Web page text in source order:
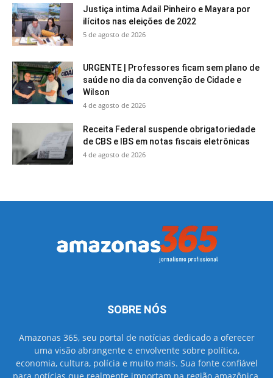
Justiça intima Adail Pinheiro e Mayara por
ilícitos nas eleições de 2022
5 de agosto de 2026
URGENTE | Professores ficam sem plano de
saúde no dia da convenção de Cidade e
Wilson
4 de agosto de 2026
Receita Federal suspende obrigatoriedade
de CBS e IBS em notas fiscais eletrônicas
4 de agosto de 2026
SOBRE NÓS
Amazonas 365, seu portal de notícias dedicado a oferecer
uma visão abrangente e envolvente sobre política,
economia, cultura, polícia e muito mais. Sua fonte confiável
para notícias que realmente importam na região amazônica.